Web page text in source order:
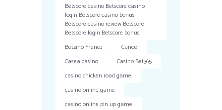
Betscore casino Betscore casino
login Betscore casino bonus
Betscore casino review Betscore
Betscore login Betscore bonus
Betzino France
Canoe
Casea casino
Casino Bet365
casino chicken road game
casino online game
casino online pin up game